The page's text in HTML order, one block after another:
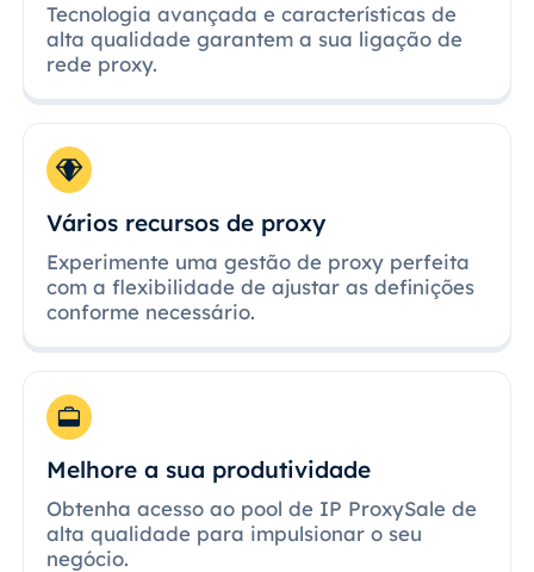
Tecnologia avançada e características de
alta qualidade garantem a sua ligação de
rede proxy.
Vários recursos de proxy
Experimente uma gestão de proxy perfeita
com a flexibilidade de ajustar as definições
conforme necessário.
Melhore a sua produtividade
Obtenha acesso ao pool de IP ProxySale de
alta qualidade para impulsionar o seu
negócio.